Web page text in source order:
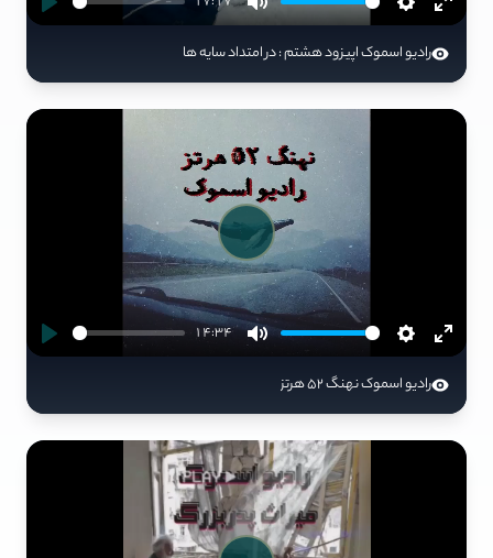
رادیو اسموک اپیزود هشتم : در امتداد سایه ها
14:34
Play
رادیو اسموک نهنگ 52 هرتز